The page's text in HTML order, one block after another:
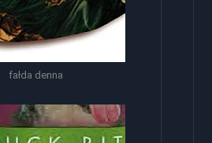
fałda denna